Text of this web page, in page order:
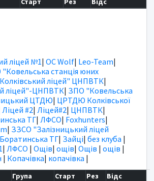
ліцей №1| OC Wolf| Leo-Team|
станція юних
ліцей" ЦНПВТК|
ліцей"-ЦНПВТК| ЗПО "Ковельська
ЦТДЮ| ЦРТДЮ Колківської
Ліцей #2| Ліцей#2| ЦНПВТК|
ТГ| ЛФСО| Foxhunters|
| ЗЗСО "Залізницький ліцей
Боратинська ТГ| Зайці| без клуба |
| ЛФСО | Ощів| ощів| Ощів | ощів |
| Копачівка| копачівка |
Група Старт Рез
Відс